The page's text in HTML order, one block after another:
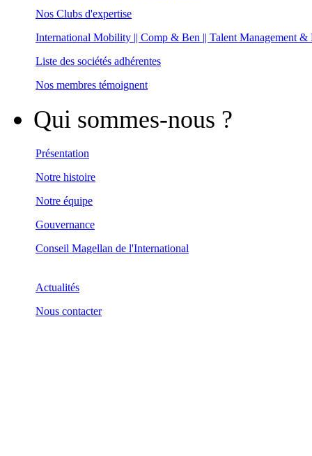
Nos Clubs d'expertise
International Mobility || Comp & Ben || Talent Management &
Liste des sociétés adhérentes
Nos membres témoignent
Qui sommes-nous ?
Présentation
Notre histoire
Notre équipe
Gouvernance
Conseil Magellan de l'International
Actualités
Nous contacter